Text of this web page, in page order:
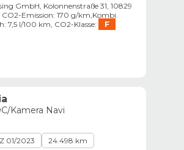
GmbH, Kolonnenstraße 31, 10829
Emission: 170 g/km, Kombi.
7,5 l/100 km, CO2-Klasse: F
Kamera Navi
01/2023 24.498 km